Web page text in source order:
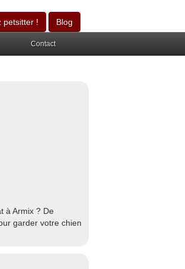
petsitter ! Blog
Contact
à Armix ? De
garder votre chien